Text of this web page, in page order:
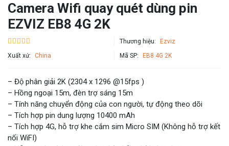
Camera Wifi quay quét dùng pin
EZVIZ EB8 4G 2K
Thương hiệu: Ezviz
Xuất xứ: China Mã SP: EB8 4G 2K
– Độ phân giải 2K (2304 x 1296 @15fps )
– Hồng ngoại 15m, đèn trợ sáng 15m
– Tính năng chuyển động của con người, tự động theo dõi
– Tích hợp pin dung lượng 10400 mAh
– Tích hợp 4G, hỗ trợ khe cắm sim Micro SIM (Không hỗ trợ kết
nối WiFI)